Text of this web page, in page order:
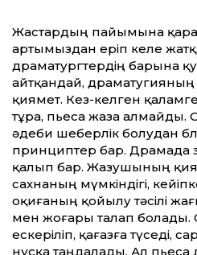
Жастардың пайымына
артымыздан еріп келе
драматургтердің барына
айтқандай, драматугияның
қиямет. Кез-келген
тұра, пьеса жаза алмайды.
әдеби шеберлік болудан
принциптер бар. Драмада
қалып бар. Жазушының
сахнаның мүмкіндігі,
оқиғаның қойылу тәсілі
мен жоғары талап болады.
ескеріліп, қағазға түседі,
нұсқа таңдалады. Ал пьеса